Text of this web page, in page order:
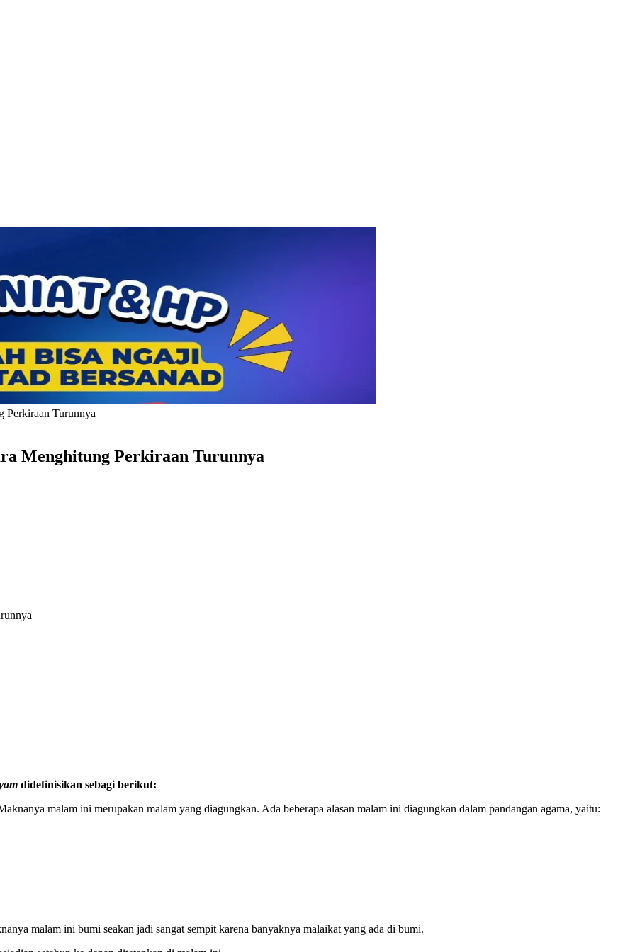
Perkiraan Turunnya
Menghitung Perkiraan Turunnya
didefinisikan sebagi berikut:
malam ini merupakan malam yang diagungkan. Ada beberapa alasan malam ini diagungkan dalam pandangan agama, yaitu:
malam ini bumi seakan jadi sangat sempit karena banyaknya malaikat yang ada di bumi.